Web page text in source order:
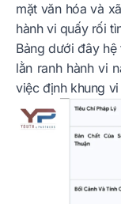
mặt văn hóa và
hành vi quấy rối
Bảng dưới đây
lằn ranh hành vi
việc định khung